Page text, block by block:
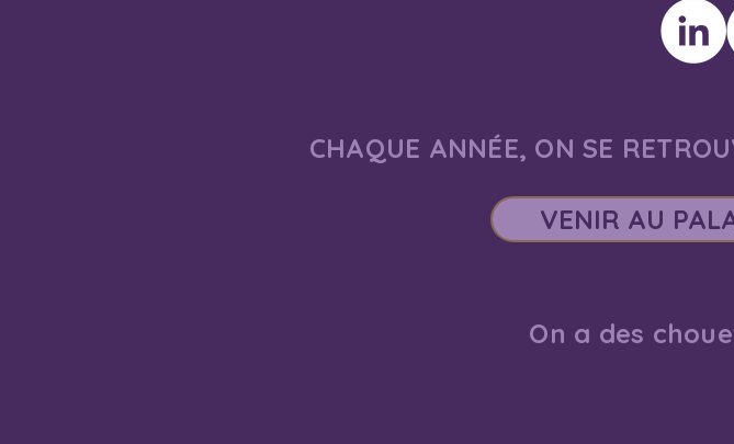
CHAQUE ANNÉE, ON SE
VENIR AU
On a des